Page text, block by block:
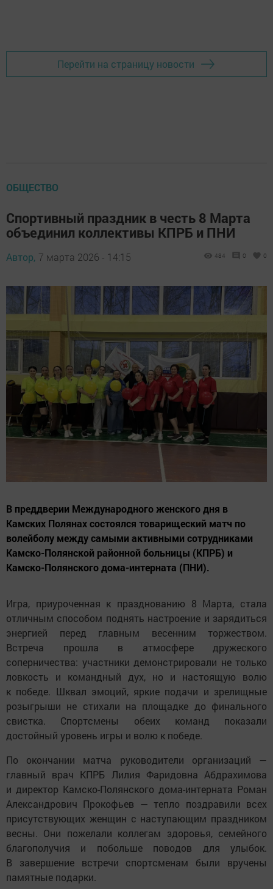
Перейти на страницу новости
ОБЩЕСТВО
Спортивный праздник в честь 8 Марта
объединил коллективы КПРБ и ПНИ
Автор, 7 марта 2026 - 14:15 484 0 0
В преддверии Международного женского дня в
Камских Полянах состоялся товарищеский матч по
волейболу между самыми активными сотрудниками
Камско-Полянской районной больницы (КПРБ) и
Камско-Полянского дома-интерната (ПНИ).
Игра, приуроченная к празднованию 8 Марта, стала
отличным способом поднять настроение и зарядиться
энергией перед главным весенним торжеством.
Встреча прошла в атмосфере дружеского
соперничества: участники демонстрировали не только
ловкость и командный дух, но и настоящую волю
к победе. Шквал эмоций, яркие подачи и зрелищные
розыгрыши не стихали на площадке до финального
свистка. Спортсмены обеих команд показали
достойный уровень игры и волю к победе.
По окончании матча руководители организаций —
главный врач КПРБ Лилия Фаридовна Абдрахимова
и директор Камско-Полянского дома-интерната Роман
Александрович Прокофьев — тепло поздравили всех
присутствующих женщин с наступающим праздником
весны. Они пожелали коллегам здоровья, семейного
благополучия и побольше поводов для улыбок.
В завершение встречи спортсменам были вручены
памятные подарки.